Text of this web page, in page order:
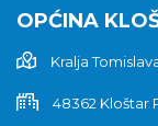
OPĆINA
Kralja
48362 Kloštar